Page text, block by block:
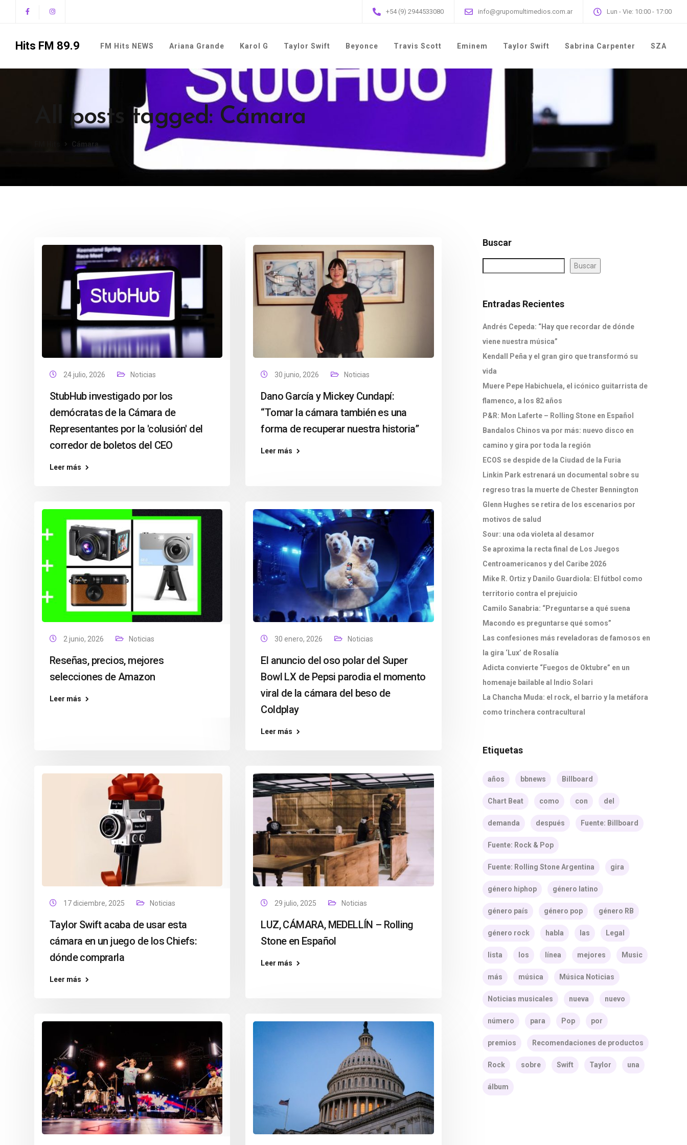
+54 (9) 2944533080 info@grupomultimedios.com.ar Lun - Vie: 10:00 - 17:00
Hits FM 89.9 FM Hits NEWS Ariana Grande Karol G Taylor Swift Beyonce Travis Scott Eminem Taylor Swift Sabrina Carpenter SZA
All posts tagged: Cámara
Cámara
24 julio, 2026 Noticias
StubHub investigado por los
demócratas de la Cámara de
Representantes por la 'colusión' del
corredor de boletos del CEO
Leer más
30 junio, 2026 Noticias
Dano García y Mickey Cundapí:
“Tomar la cámara también es una
forma de recuperar nuestra historia”
Leer más
2 junio, 2026 Noticias
Reseñas, precios, mejores
selecciones de Amazon
Leer más
30 enero, 2026 Noticias
El anuncio del oso polar del Super
Bowl LX de Pepsi parodia el momento
viral de la cámara del beso de
Coldplay
Leer más
17 diciembre, 2025 Noticias
Taylor Swift acaba de usar esta
cámara en un juego de los Chiefs:
dónde comprarla
Leer más
29 julio, 2025 Noticias
LUZ, CÁMARA, MEDELLÍN – Rolling
Stone en Español
Leer más
Buscar
Buscar
Entradas Recientes
Andrés Cepeda: “Hay que recordar de dónde
viene nuestra música”
Kendall Peña y el gran giro que transformó su
vida
Muere Pepe Habichuela, el icónico guitarrista de
flamenco, a los 82 años
P&R: Mon Laferte – Rolling Stone en Español
Bandalos Chinos va por más: nuevo disco en
camino y gira por toda la región
ECOS se despide de la Ciudad de la Furia
Linkin Park estrenará un documental sobre su
regreso tras la muerte de Chester Bennington
Glenn Hughes se retira de los escenarios por
motivos de salud
Sour: una oda violeta al desamor
Se aproxima la recta final de Los Juegos
Centroamericanos y del Caribe 2026
Mike R. Ortiz y Danilo Guardiola: El fútbol como
territorio contra el prejuicio
Camilo Sanabria: “Preguntarse a qué suena
Macondo es preguntarse qué somos”
Las confesiones más reveladoras de famosos en
la gira ‘Lux’ de Rosalía
Adicta convierte “Fuegos de Oktubre” en un
homenaje bailable al Indio Solari
La Chancha Muda: el rock, el barrio y la metáfora
como trinchera contracultural
Etiquetas
años bbnews Billboard
Chart Beat como con del
demanda después Fuente: Billboard
Fuente: Rock & Pop
Fuente: Rolling Stone Argentina gira
género hiphop género latino
género país género pop género RB
género rock habla las Legal
lista los línea mejores Music
más música Música Noticias
Noticias musicales nueva nuevo
número para Pop por
premios Recomendaciones de productos
Rock sobre Swift Taylor una
álbum